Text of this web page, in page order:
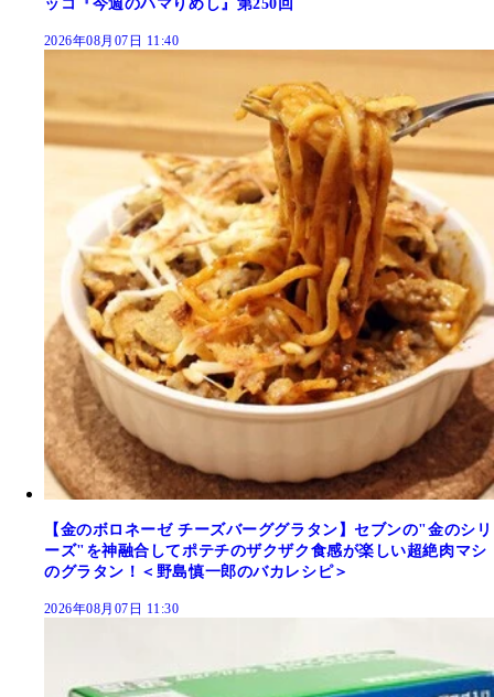
ッコ『今週のハマりめし』第250回
2026年08月07日 11:40
【金のボロネーゼ チーズバーググラタン】セブンの"金のシリ
ーズ"を神融合してポテチのザクザク食感が楽しい超絶肉マシ
のグラタン！＜野島慎一郎のバカレシピ＞
2026年08月07日 11:30